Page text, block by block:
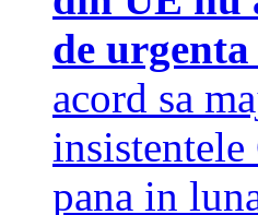
de urgenta
acord sa
pana in